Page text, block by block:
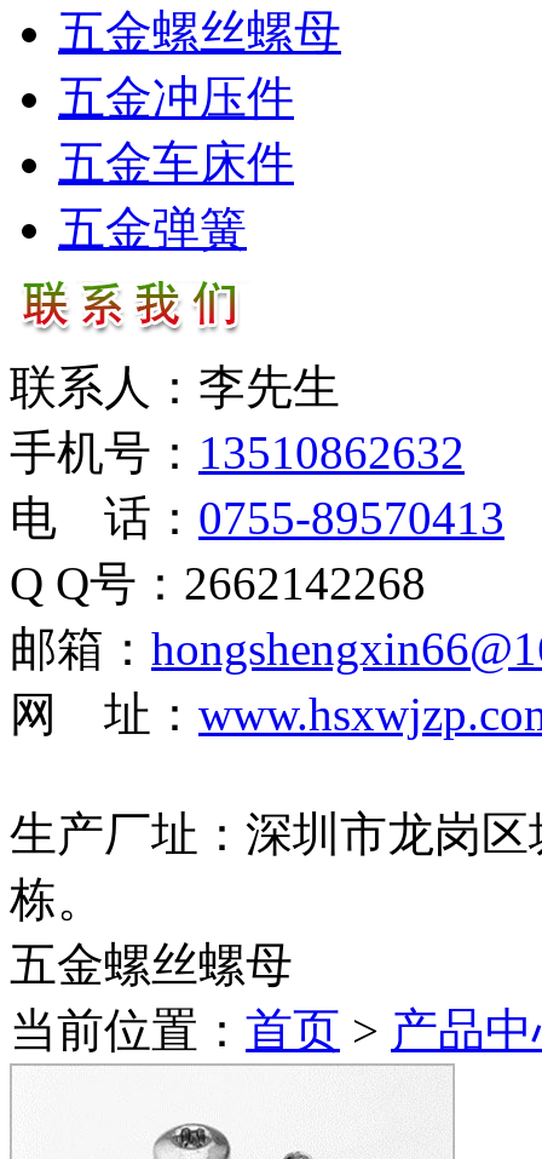
五金螺丝螺母
五金冲压件
五金车床件
五金弹簧
联系人：李先生
手机号： 13510862632
电 话： 0755-89570413
Q Q号：2662142268
邮箱：
网 址：
生产厂址：深圳市龙岗
栋。
五金螺丝螺母
当前位置： 首页 > 产品